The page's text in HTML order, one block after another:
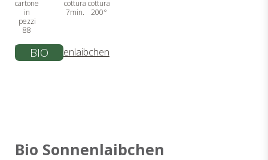
88
7min.
200°
BIO
Bio Sonnenlaibchen